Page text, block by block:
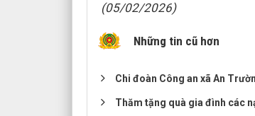
(05/02/2026)
Những tin cũ hơn
Chi đoàn Công an xã An
Thăm tặng quà gia đình các